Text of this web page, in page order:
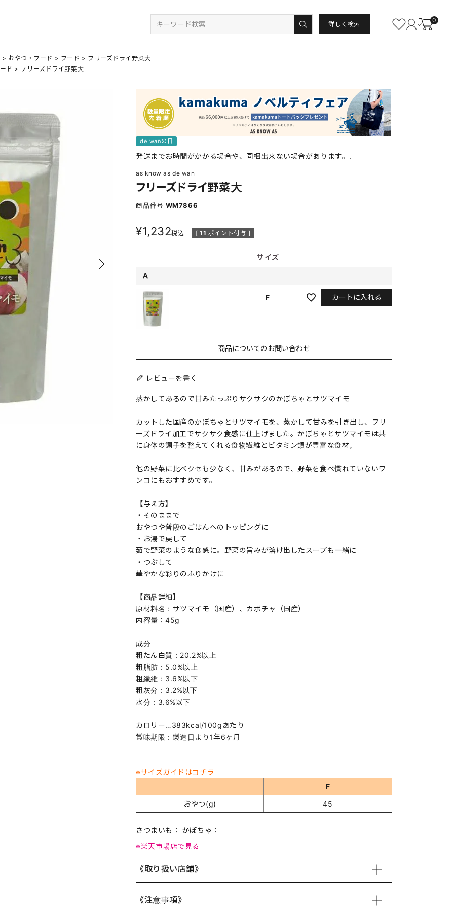
詳しく検索
0
おやつ・フード フード
フリーズドライ野菜大
ド
フリーズドライ野菜大
de wanの日
発送までお時間がかかる場合や、同梱出来ない場合があります。.
as know as de wan
フリーズドライ野菜大
商品番号 WM7866
¥1,232税込 [ 11 ポイント付与 ]
サイズ
Ａ
F カートに入れる
商品についてのお問い合わせ
レビューを書く
蒸かしてあるので甘みたっぷりサクサクのかぼちゃとサツマイモ
カットした国産のかぼちゃとサツマイモを、蒸かして甘みを引き出し、フリ
ーズドライ加工でサクサク食感に仕上げました。かぼちゃとサツマイモは共
に身体の調子を整えてくれる食物繊維とビタミン類が豊富な食材。
他の野菜に比べクセも少なく、甘みがあるので、野菜を食べ慣れていないワ
ンコにもおすすめです。
【与え方】
・そのままで
おやつや普段のごはんへのトッピングに
・お湯で戻して
茹で野菜のような食感に。野菜の旨みが溶け出したスープも一緒に
・つぶして
華やかな彩りのふりかけに
【商品詳細】
原材料名：サツマイモ（国産）、カボチャ（国産）
内容量：45g
成分
粗たん白質：20.2%以上
粗脂肪：5.0%以上
粗繊維：3.6%以下
粗灰分：3.2%以下
水分：3.6%以下
カロリー…383kcal/100gあたり
賞味期限：製造日より1年6ヶ月
※サイズガイドはコチラ
F
おやつ(g)
45
さつまいも： かぼちゃ：
※楽天市場店で見る
《取り扱い店舗》
《注意事項》